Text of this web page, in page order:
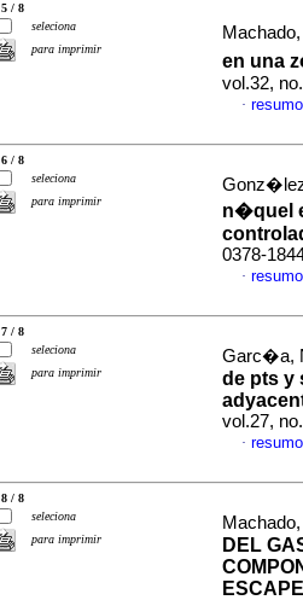
5 / 8
seleciona
para imprimir
en una
vol.32,
·
6 / 8
seleciona
para imprimir
n�quel
0378-
·
7 / 8
seleciona
para imprimir
Garc�a,
de pts y
vol.27,
·
8 / 8
seleciona
para imprimir
DEL